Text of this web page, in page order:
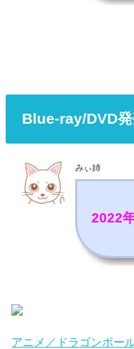
Blue-ray/DVD発
みぃ姉
2022
アニメ／ドラゴンボー